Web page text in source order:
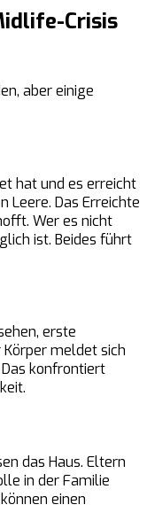
Crisis
aber einige
hat und es erreicht
Leere. Das Erreichte
Wer es nicht
ist. Beides führt
erste
Körper meldet sich
konfrontiert
das Haus. Eltern
in der Familie
einen